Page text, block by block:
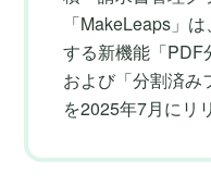
「MakeLeaps」
する新機能「PDF
および「分割済み
を2025年7月にリ